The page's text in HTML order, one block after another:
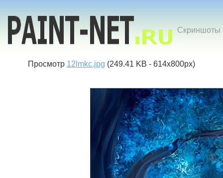
Скриншоты
Просмотр 12lmkc.jpg (249.41 KB - 614x800px)